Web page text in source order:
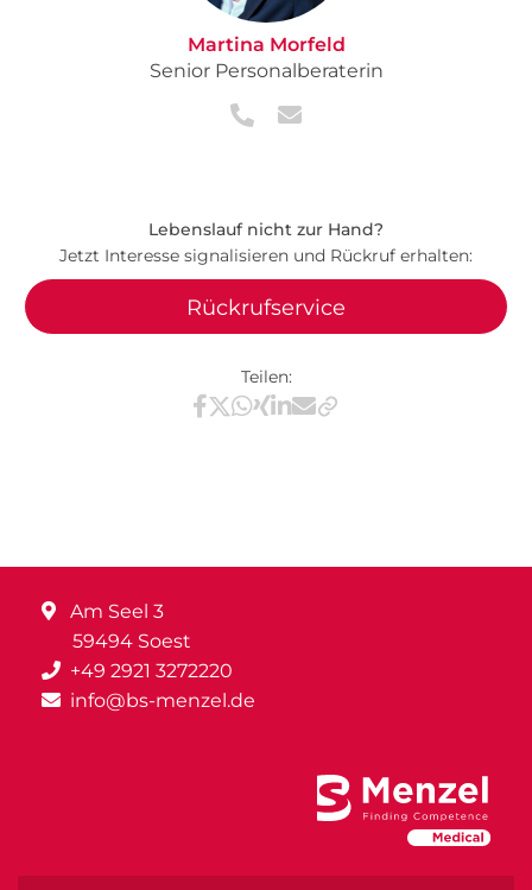
Martina Morfeld
Senior Personalberaterin
Lebenslauf nicht zur Hand?
Jetzt Interesse signalisieren und Rückruf erhalten:
Rückrufservice
Teilen:
Teilen via Facebook
Teilen via X / Twitter
Teilen via WhatsApp
Teilen via Xing
Teilen via LinkedIn
Teilen via E-Mail
Am Seel 3
59494 Soest
+49 2921 3272220
info@bs-menzel.de